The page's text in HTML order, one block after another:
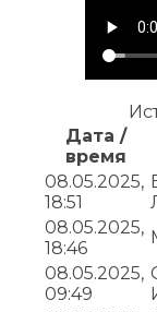
Дата /
время
08.05.2025,
18:51
08.05.2025,
18:46
08.05.2025,
09:49